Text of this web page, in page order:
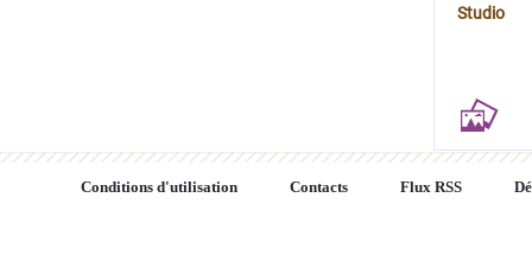
Studio
Conditions d'utilisation Contacts Flux RSS